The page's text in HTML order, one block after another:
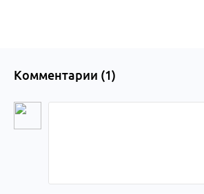
Комментарии (1)